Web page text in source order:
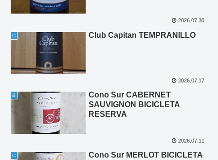
2026.07.30
C Club Capitan TEMPRANILLO
2026.07.17
B
Cono Sur CABERNET
SAUVIGNON BICICLETA
RESERVA
2026.07.11
C
Cono Sur MERLOT BICICLETA